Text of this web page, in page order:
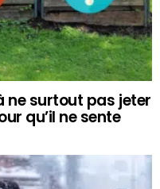
ne surtout pas jeter
qu’il ne sente